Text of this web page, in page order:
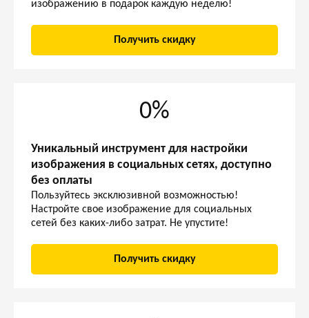
изображению в подарок каждую неделю!
Получить скидку
0%
Уникальный инструмент для настройки
изображения в социальных сетях, доступно
без оплаты
Пользуйтесь эксклюзивной возможностью!
Настройте свое изображение для социальных
сетей без каких-либо затрат. Не упустите!
Получить скидку